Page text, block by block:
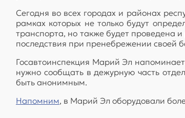
Сегодня во всех городах и районах
рамках которых не только будут
транспорта, но также будет проведена
последствия при пренебрежении
Госавтоинспекция Марий Эл
нужно сообщать в дежурную часть
быть анонимным.
Напомним, в Марий Эл оборудовали